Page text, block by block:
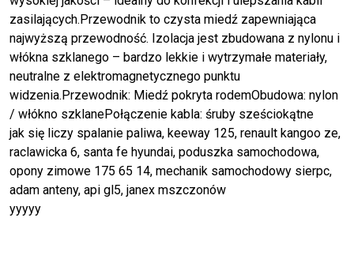
zasilających.Przewodnik to czysta miedź zapewniająca
najwyższą przewodność. Izolacja jest zbudowana z nylonu i
włókna szklanego – bardzo lekkie i wytrzymałe materiały,
neutralne z elektromagnetycznego punktu
widzenia.Przewodnik: Miedź pokryta rodemObudowa: nylon
/ włókno szklanePołączenie kabla: śruby sześciokątne
jak się liczy spalanie paliwa, keeway 125, renault kangoo ze,
raclawicka 6, santa fe hyundai, poduszka samochodowa,
opony zimowe 175 65 14, mechanik samochodowy sierpc,
adam anteny, api gl5, janex mszczonów
yyyyy